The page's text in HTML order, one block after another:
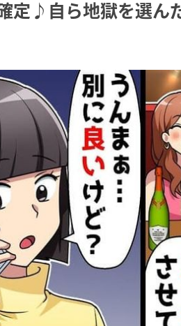
定♪自ら地獄を選ん